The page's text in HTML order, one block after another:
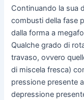
Continuando la sua
combusti della fase
dalla forma a
Qualche grado di
travaso, ovvero
di miscela fresca)
pressione presente
depressione